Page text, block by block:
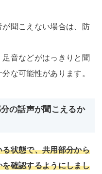
聞こえない場合は、防
音などがはっきりと聞
な可能性があります。
の話声が聞こえるか
状態で、共用部分から
確認するようにしまし